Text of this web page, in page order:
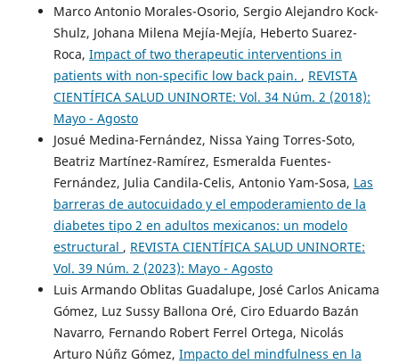
Marco Antonio Morales-Osorio, Sergio Alejandro Kock-
Shulz, Johana Milena Mejía-Mejía, Heberto Suarez-
Roca, Impact of two therapeutic interventions in
patients with non-specific low back pain. , REVISTA
CIENTÍFICA SALUD UNINORTE: Vol. 34 Núm. 2 (2018):
Mayo - Agosto
Josué Medina-Fernández, Nissa Yaing Torres-Soto,
Beatriz Martínez-Ramírez, Esmeralda Fuentes-
Fernández, Julia Candila-Celis, Antonio Yam-Sosa, Las
barreras de autocuidado y el empoderamiento de la
diabetes tipo 2 en adultos mexicanos: un modelo
estructural , REVISTA CIENTÍFICA SALUD UNINORTE:
Vol. 39 Núm. 2 (2023): Mayo - Agosto
Luis Armando Oblitas Guadalupe, José Carlos Anicama
Gómez, Luz Sussy Ballona Oré, Ciro Eduardo Bazán
Navarro, Fernando Robert Ferrel Ortega, Nicolás
Arturo Núñz Gómez, Impacto del mindfulness en la